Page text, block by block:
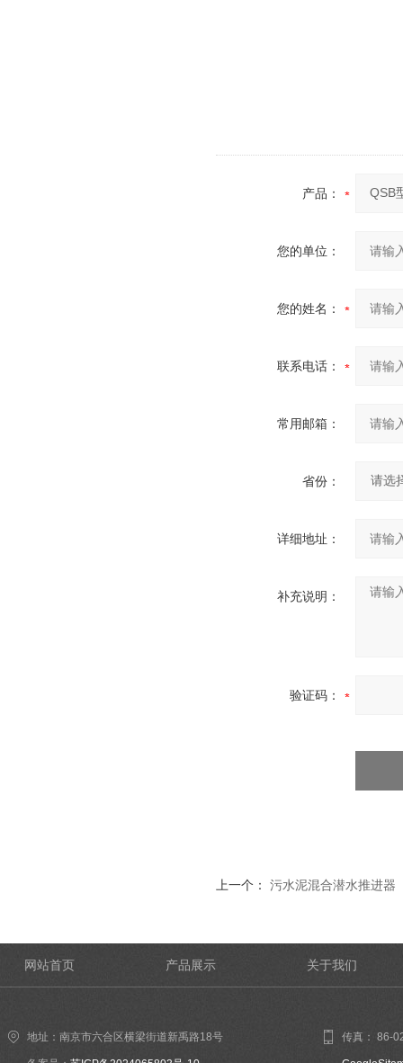
产品：
您的单位：
您的姓名：
联系电话：
常用邮箱：
省份：
详细地址：
补充说明：
验证码：
上一个： 污水泥混合潜水推进器
网站首页 产品展示 关于我们
地址：南京市六合区横梁街道新禹路18号 传真： 86-